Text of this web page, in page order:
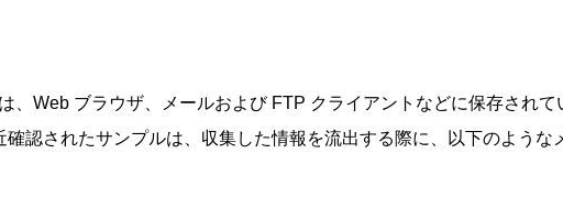
、Web ブラウザ、メールおよび FTP クライアントなどに保存され
確認されたサンプルは、収集した情報を流出する際に、以下のよう